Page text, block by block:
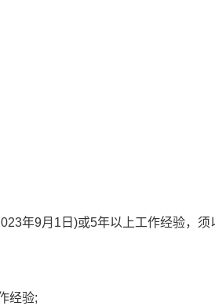
年9月1日)或5年以上工作经验，须
经验;